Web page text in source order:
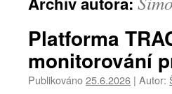
Platforma
monitorování
Publikováno25.6.2026 | Autor: